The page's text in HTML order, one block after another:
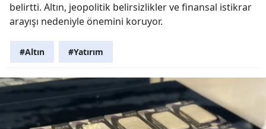
belirtti. Altın, jeopolitik belirsizlikler ve finansal istikrar
arayışı nedeniyle önemini koruyor.
#Altın #Yatırım